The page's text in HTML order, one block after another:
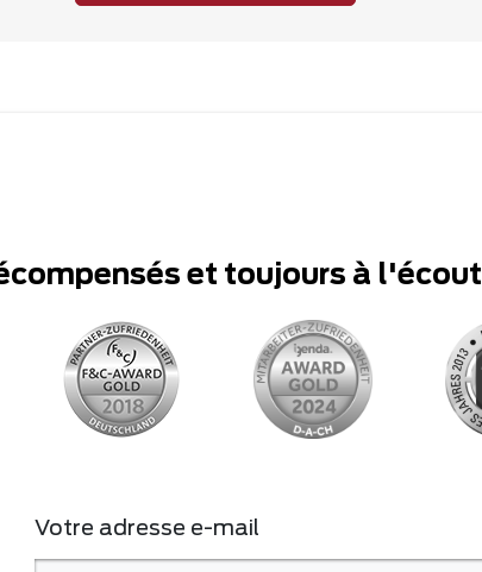
et toujours à
Votre adresse e-mail